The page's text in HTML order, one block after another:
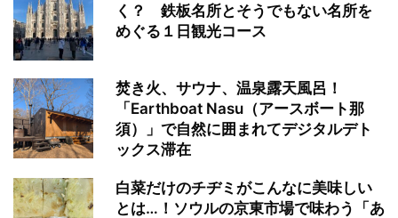
く？ 鉄板名所とそうでもない名所を
めぐる１日観光コース
焚き火、サウナ、温泉露天風呂！
「Earthboat Nasu（アースボート那
須）」で自然に囲まれてデジタルデト
ックス滞在
白菜だけのチヂミがこんなに美味しい
とは…！ソウルの京東市場で味わう「あ